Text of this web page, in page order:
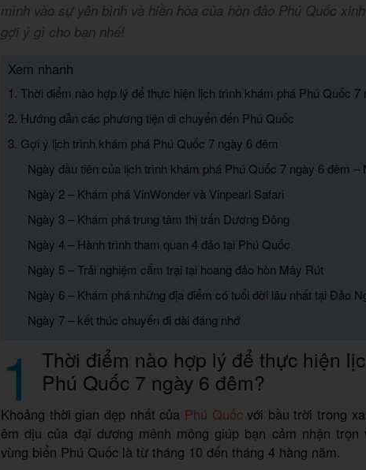
mình vào sự yên bình và hiền hòa của hòn đảo Phú Quốc
gợi ý gì cho bạn nhé!
Xem nhanh
1. Thời điểm nào hợp lý để thực hiện lịch trình khám phá Phú Quốc 7
2. Hướng dẫn các phương tiện di chuyển đến Phú Quốc
3. Gợi ý lịch trình khám phá Phú Quốc 7 ngày 6 đêm
Ngày đầu tiên của lịch trình khám phá Phú Quốc 7 ngày 6 đêm –
Ngày 2 – Khám phá VinWonder và Vinpearl Safari
Ngày 3 – Khám phá trung tâm thị trấn Dương Đông
Ngày 4 – Hành trình tham quan 4 đảo tại Phú Quốc
Ngày 5 – Trải nghiệm cắm trại tại hoang đảo hòn Mây Rút
Ngày 6 – Khám phá những địa điểm có tuổi đời lâu nhất tại Đảo
Ngày 7 – kết thúc chuyến đi dài đáng nhớ
1
Thời điểm nào hợp lý để thực hiện
Phú Quốc 7 ngày 6 đêm?
Khoảng thời gian đẹp nhất của Phú Quốcvới bầu trời trong
êm dịu của đại dương mênh mông giúp bạn cảm nhận
vùng biển Phú Quốc là từ tháng 10 đến tháng 4 hàng năm.